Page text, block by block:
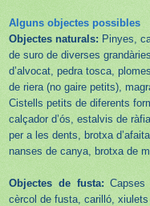
Alguns objectes possibles
Objectes naturals: Pinyes,
de suro de diverses
d’alvocat, pedra tosca,
de riera (no gaire petits),
Cistells petits de diferents
calçador d’ós, estalvis de
per a les dents, brotxa
nanses de canya, brotxa de
Objectes de fusta:
cèrcol de fusta, carilló, xiulets